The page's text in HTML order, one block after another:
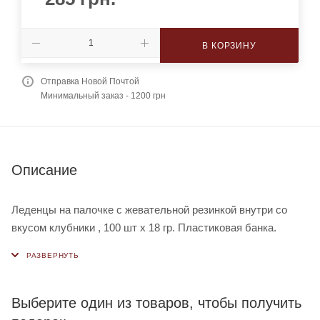
В КОРЗИНУ
Отправка Новой Почтой
Минимальный заказ - 1200 грн
Описание
Леденцы на палочке с жевательной резинкой внутри со
вкусом клубники , 100 шт х 18 гр. Пластиковая банка.
Выберите один из товаров, чтобы получить